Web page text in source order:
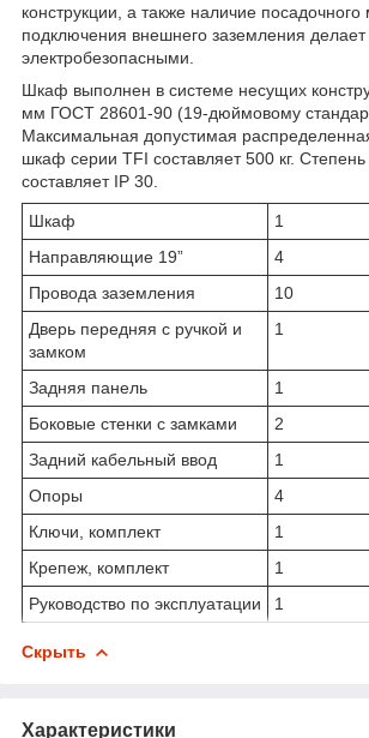
конструкции, а также наличие посадочного
подключения внешнего заземления
электробезопасными.
Шкаф выполнен в системе несущих
мм ГОСТ 28601-90 (19-дюймовому
Максимальная допустимая
шкаф серии TFI составляет 500 кг.
составляет IP 30.
Шкаф
1
Направляющие 19”
4
Провода заземления
10
Дверь передняя с ручкой и
замком
1
Задняя панель
1
Боковые стенки с замками
2
Задний кабельный ввод
1
Опоры
4
Ключи, комплект
1
Крепеж, комплект
1
Руководство по эксплуатации
1
Скрыть
Характеристики